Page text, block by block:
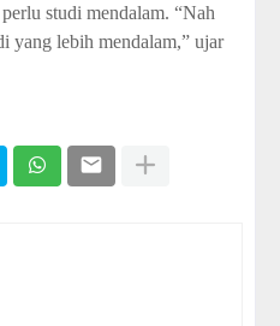
studi mendalam. “Nah
yang lebih mendalam,” ujar